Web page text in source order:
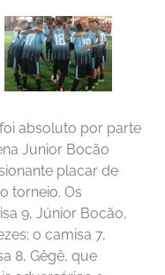
absoluto por parte
Junior Bocão
placar de
torneio. Os
9, Júnior Bocão,
o camisa 7,
8, Gêgê, que